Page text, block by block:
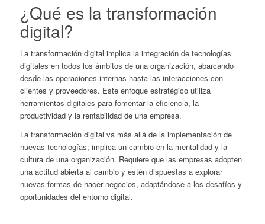
¿Qué es la transformación
digital?
La transformación digital implica la integración de tecnologías
digitales en todos los ámbitos de una organización, abarcando
desde las operaciones internas hasta las interacciones con
clientes y proveedores. Este enfoque estratégico utiliza
herramientas digitales para fomentar la eficiencia, la
productividad y la rentabilidad de una empresa.
La transformación digital va más allá de la implementación de
nuevas tecnologías; implica un cambio en la mentalidad y la
cultura de una organización. Requiere que las empresas adopten
una actitud abierta al cambio y estén dispuestas a explorar
nuevas formas de hacer negocios, adaptándose a los desafíos y
oportunidades del entorno digital.